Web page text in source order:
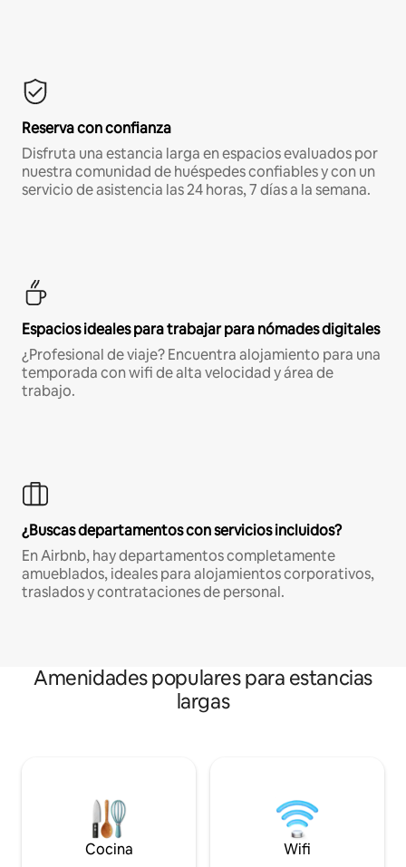
Reserva con confianza
Disfruta una estancia larga en espacios evaluados por
nuestra comunidad de huéspedes confiables y con un
servicio de asistencia las 24 horas, 7 días a la semana.
Espacios ideales para trabajar para nómades digitales
¿Profesional de viaje? Encuentra alojamiento para una
temporada con wifi de alta velocidad y área de
trabajo.
¿Buscas departamentos con servicios incluidos?
En Airbnb, hay departamentos completamente
amueblados, ideales para alojamientos corporativos,
traslados y contrataciones de personal.
Amenidades populares para estancias
largas
Cocina Wifi